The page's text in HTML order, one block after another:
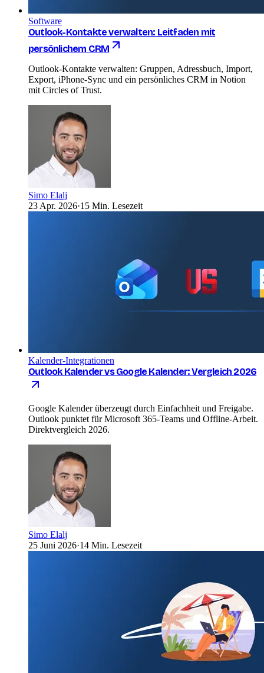
Software
Outlook-Kontakte verwalten: Leitfaden mit
persönlichem CRM
Outlook-Kontakte verwalten: Gruppen, Adressbuch, Import,
Export, iPhone-Sync und ein persönliches CRM in Notion
mit Circles of Trust.
Simo Elalj
23 Apr. 2026·15 Min. Lesezeit
Kalender-Integrationen
Outlook Kalender vs Google Kalender: Vergleich 2026
Google Kalender überzeugt durch Einfachheit und Freigabe.
Outlook punktet für Microsoft 365-Teams und Offline-Arbeit.
Direktvergleich 2026.
Simo Elalj
25 Juni 2026·14 Min. Lesezeit